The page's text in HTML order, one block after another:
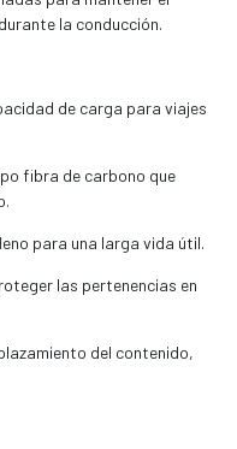
la conducción.
de carga para viajes
fibra de carbono que
para una larga vida útil.
las pertenencias en
del contenido,